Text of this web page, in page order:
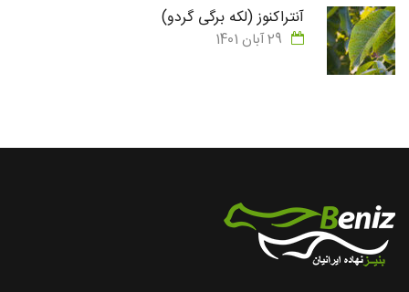
آنتراکنوز (لکه برگی گردو)
29 آبان 1401